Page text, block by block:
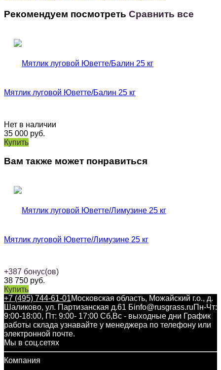
Рекомендуем посмотреть Сравнить все
Мятлик луговой Юветте/Балин 25 кг
Нет в наличии
35 000 руб.
Купить
Вам также может понравиться
Мятлик луговой Юветте/Лимузине 25 кг
+387 бонус(ов)
38 750 руб.
Купить
+7 (495) 744-61-01Московская область, Можайский г.о., д.
Шаликово, ул. Партизанская д.61 Бinfo@rusgrass.ruПн-Чт:
9:00-18:00, Пт: 9:00- 17:00 Сб,Вс - выходные дни График
работы склада узнавайте у менеджера по телефону или
электронной почте.
Мы в соц.сетях
Компания